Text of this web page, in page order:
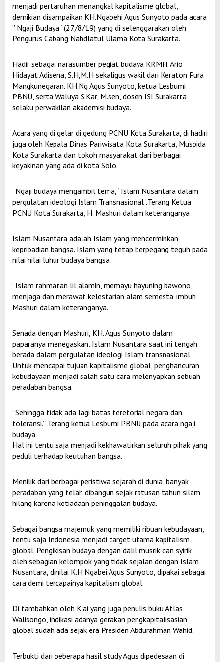
menjadi pertaruhan menangkal kapitalisme global,
demikian disampaikan KH.Ngabehi Agus Sunyoto pada acara
” Ngaji Budaya ‘ (27/8/19) yang di selenggarakan oleh
Pengurus Cabang Nahdlatul Ulama Kota Surakarta.
Hadir sebagai narasumber pegiat budaya KRMH. Ario
Hidayat Adisena, S.H,M.H sekaligus wakil dari Keraton Pura
Mangkunegaran. KH.Ng Agus Sunyoto, ketua Lesbumi
PBNU, serta Waluya S.Kar, M.sen, dosen ISI Surakarta
selaku perwakilan akademisi budaya.
Acara yang di gelar di gedung PCNU Kota Surakarta, di hadiri
juga oleh Kepala Dinas Pariwisata Kota Surakarta, Muspida
Kota Surakarta dan tokoh masyarakat dari berbagai
keyakinan yang ada di kota Solo.
‘ Ngaji budaya mengambil tema, ‘ Islam Nusantara dalam
pergulatan ideologi Islam Transnasional ‘.Terang Ketua
PCNU Kota Surakarta, H. Mashuri dalam keteranganya
Islam Nusantara adalah Islam yang mencerminkan
kepribadian bangsa. Islam yang tetap berpegang teguh pada
nilai nilai luhur budaya bangsa.
‘ Islam rahmatan lil alamin, memayu hayuning bawono,
menjaga dan merawat kelestarian alam semesta’ imbuh
Mashuri dalam keteranganya.
Senada dengan Mashuri, KH. Agus Sunyoto dalam
paparanya menegaskan, Islam Nusantara saat ini tengah
berada dalam pergulatan ideologi Islam transnasional.
Untuk mencapai tujuan kapitalisme global, penghancuran
kebudayaan menjadi salah satu cara melenyapkan sebuah
peradaban bangsa.
‘ Sehingga tidak ada lagi batas teretorial negara dan
toleransi.” Terang ketua Lesbumi PBNU pada acara ngaji
budaya.
Hal ini tentu saja menjadi kekhawatirkan seluruh pihak yang
peduli terhadap keutuhan bangsa.
Menilik dari berbagai peristiwa sejarah di dunia, banyak
peradaban yang telah dibangun sejak ratusan tahun silam
hilang karena ketiadaan peninggalan budaya.
Sebagai bangsa majemuk yang memiliki ribuan kebudayaan,
tentu saja Indonesia menjadi target utama kapitalism
global. Pengikisan budaya dengan dalil musrik dan syirik
oleh sebagian kelompok yang tidak sejalan dengan Islam
Nusantara, dinilai K.H Ngabei Agus Sunyoto, dipakai sebagai
cara demi tercapainya kapitalism global.
Di tambahkan oleh Kiai yang juga penulis buku Atlas
Walisongo, indikasi adanya gerakan pengkapitalisasian
global sudah ada sejak era Presiden Abdurahman Wahid.
Terbukti dari beberapa hasil study Agus dipedesaan di